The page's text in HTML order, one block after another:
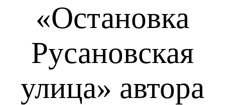
«Остановка
Русановская
улица» автора